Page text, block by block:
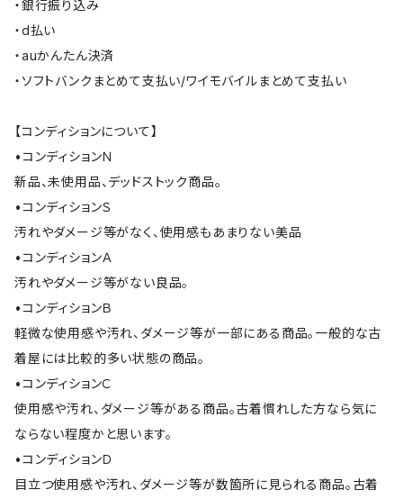
・銀行振り込み
・d払い
・auかんたん決済
・ソフトバンクまとめて支払い/ワイモバイルまとめて支払い
【コンディションについて】
•コンディションＮ
新品、未使用品、デッドストック商品。
•コンディションＳ
汚れやダメージ等がなく、使用感もあまりない美品
•コンディションＡ
汚れやダメージ等がない良品。
•コンディションＢ
軽微な使用感や汚れ、ダメージ等が一部にある商品。一般的な古
着屋には比較的多い状態の商品。
•コンディションＣ
使用感や汚れ、ダメージ等がある商品。古着慣れした方なら気に
ならない程度かと思います。
•コンディションＤ
目立つ使用感や汚れ、ダメージ等が数箇所に見られる商品。古着